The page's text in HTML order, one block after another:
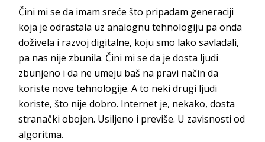
Čini mi se da imam sreće što pripadam generaciji
koja je odrastala uz analognu tehnologiju pa onda
doživela i razvoj digitalne, koju smo lako savladali,
pa nas nije zbunila. Čini mi se da je dosta ljudi
zbunjeno i da ne umeju baš na pravi način da
koriste nove tehnologije. A to neki drugi ljudi
koriste, što nije dobro. Internet je, nekako, dosta
stranački obojen. Usiljeno i previše. U zavisnosti od
algoritma.